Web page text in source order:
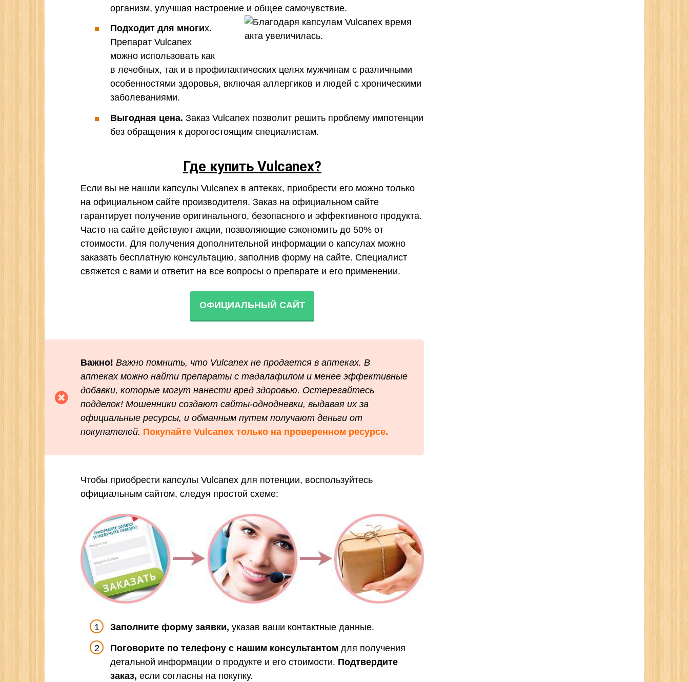
организм, улучшая настроение и общее самочувствие.
Подходит для многих.
Препарат Vulcanex
можно использовать как
в лечебных, так и в профилактических целях мужчинам с различными
особенностями здоровья, включая аллергиков и людей с хроническими
заболеваниями.
Выгодная цена. Заказ Vulcanex позволит решить проблему импотенции
без обращения к дорогостоящим специалистам.
Где купить Vulcanex?
Если вы не нашли капсулы Vulcanex в аптеках, приобрести его можно только
на официальном сайте производителя. Заказ на официальном сайте
гарантирует получение оригинального, безопасного и эффективного продукта.
Часто на сайте действуют акции, позволяющие сэкономить до 50% от
стоимости. Для получения дополнительной информации о капсулах можно
заказать бесплатную консультацию, заполнив форму на сайте. Специалист
свяжется с вами и ответит на все вопросы о препарате и его применении.
ОФИЦИАЛЬНЫЙ САЙТ
Важно! Важно помнить, что Vulcanex не продается в аптеках. В
аптеках можно найти препараты с тадалафилом и менее эффективные
добавки, которые могут нанести вред здоровью. Остерегайтесь
подделок! Мошенники создают сайты-однодневки, выдавая их за
официальные ресурсы, и обманным путем получают деньги от
покупателей. Покупайте Vulcanex только на проверенном ресурсе.
Чтобы приобрести капсулы Vulcanex для потенции, воспользуйтесь
официальным сайтом, следуя простой схеме:
Заполните форму заявки, указав ваши контактные данные.
Поговорите по телефону с нашим консультантом для получения
детальной информации о продукте и его стоимости. Подтвердите
заказ, если согласны на покупку.